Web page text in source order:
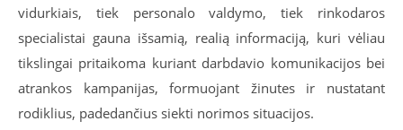
vidurkiais, tiek personalo valdymo, tiek rinkodaros
specialistai gauna išsamią, realią informaciją, kuri vėliau
tikslingai pritaikoma kuriant darbdavio komunikacijos bei
atrankos kampanijas, formuojant žinutes ir nustatant
rodiklius, padedančius siekti norimos situacijos.